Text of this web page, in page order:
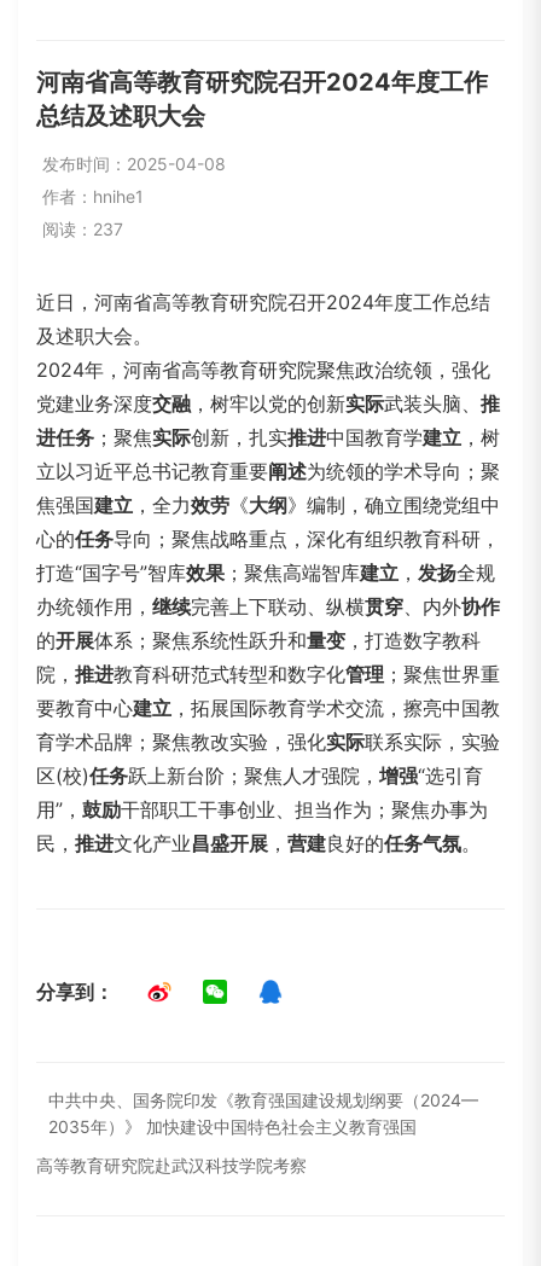
河南省高等教育研究院召开2024年度工作
总结及述职大会
发布时间：2025-04-08
作者：hnihe1
阅读：237
近日，河南省高等教育研究院召开2024年度工作总结
及述职大会。
2024年，河南省高等教育研究院聚焦政治统领，强化
党建业务深度交融 ，树牢以党的创新实际武装头脑、 推
进任务 ；聚焦实际创新，扎实推进中国教育学建立 ，树
立以习近平总书记教育重要阐述为统领的学术导向；聚
焦强国建立 ，全力效劳 《大纲》编制，确立围绕党组中
心的任务导向；聚焦战略重点，深化有组织教育科研，
打造“国字号”智库效果 ；聚焦高端智库建立 ， 发扬全规
办统领作用， 继续完善上下联动、纵横贯穿、内外协作
的开展体系；聚焦系统性跃升和量变 ，打造数字教科
院， 推进教育科研范式转型和数字化管理 ；聚焦世界重
要教育中心建立 ，拓展国际教育学术交流，擦亮中国教
育学术品牌；聚焦教改实验，强化实际联系实际，实验
区(校)任务跃上新台阶；聚焦人才强院， 增强“选引育
用”， 鼓励干部职工干事创业、担当作为；聚焦办事为
民， 推进文化产业昌盛开展 ， 营建良好的任务气氛。
分享到：
中共中央、国务院印发《教育强国建设规划纲要（2024—
2035年）》 加快建设中国特色社会主义教育强国
高等教育研究院赴武汉科技学院考察